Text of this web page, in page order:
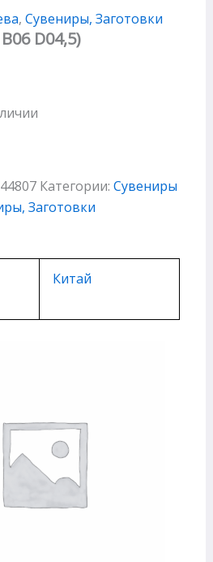
, Сувениры, Заготовки
D04,5)
Категории: Сувениры
Заготовки
Китай